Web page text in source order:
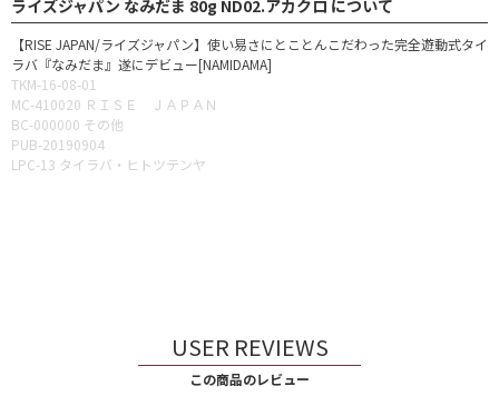
ライズジャパン なみだま 80g ND02.アカクロ について
【RISE JAPAN/ライズジャパン】使い易さにとことんこだわった完全遊動式タイ
ラバ『なみだま』遂にデビュー[NAMIDAMA]
TKM-16-08-01
MC-410020 ＲＩＳＥ ＪＡＰＡＮ
BC-000000 その他
PUB-20190904
LPC-13 タイラバ・ヒトツテンヤ
USER REVIEWS
この商品のレビュー